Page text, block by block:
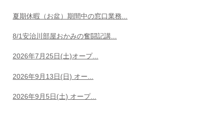
夏期休暇（お盆）期間中の窓口業務...
8/1安治川部屋おかみの奮闘記講...
2026年7月25日(土)オープ...
2026年9月13日(日) オー...
2026年9月5日(土) オープ...